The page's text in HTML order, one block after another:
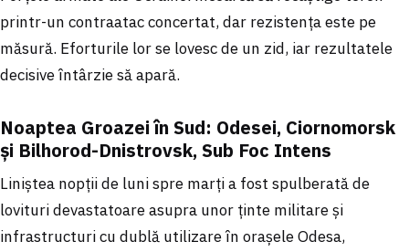
printr-un contraatac concertat, dar rezistența este pe
măsură. Eforturile lor se lovesc de un zid, iar rezultatele
decisive întârzie să apară.
Noaptea Groazei în Sud: Odesei, Ciornomorsk
și Bilhorod-Dnistrovsk, Sub Foc Intens
Liniștea nopții de luni spre marți a fost spulberată de
lovituri devastatoare asupra unor ținte militare și
infrastructuri cu dublă utilizare în orașele Odesa,